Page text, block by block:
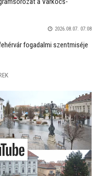
2026.08.07. 07:08
fogadalmi szentmiséje